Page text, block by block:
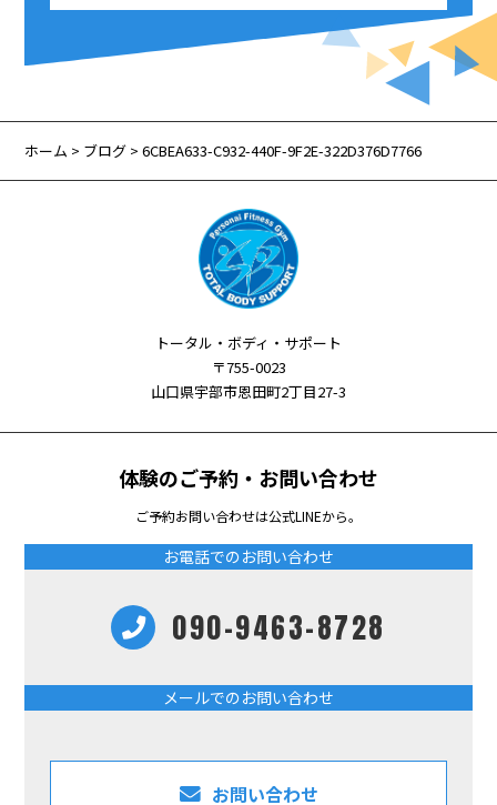
ホーム > ブログ > 6CBEA633-C932-440F-9F2E-322D376D7766
トータル・ボディ・サポート
〒755-0023
山口県宇部市恩田町2丁目27-3
体験のご予約・お問い合わせ
ご予約お問い合わせは公式LINEから。
お電話でのお問い合わせ
090-9463-8728
メールでのお問い合わせ
お問い合わせ